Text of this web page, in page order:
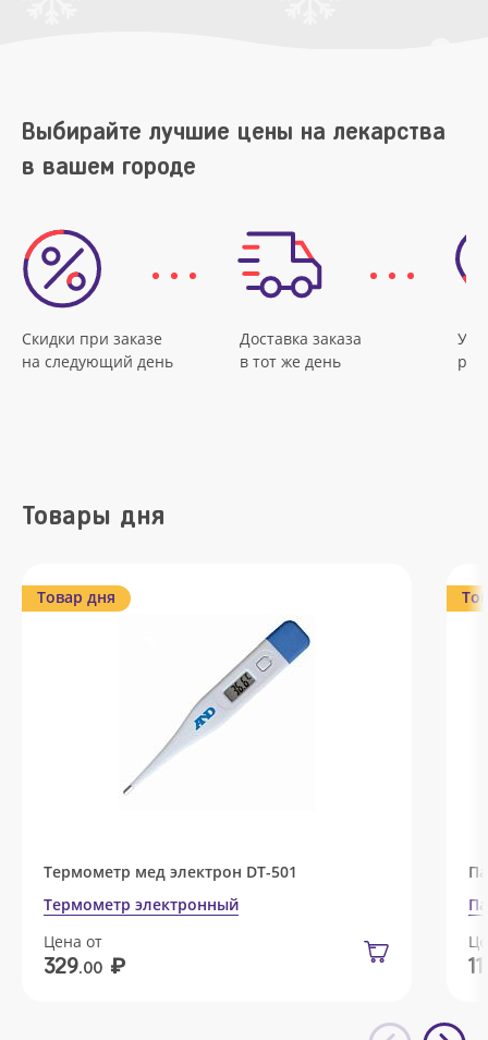
Выбирайте лучшие цены на лекарства
в вашем городе
Скидки при заказе
на следующий день
Доставка заказа
в тот же день
Товары дня
Товар дня
Термометр мед электрон DT-501
Термометр электронный
Цена от
329.00 ₽ 11